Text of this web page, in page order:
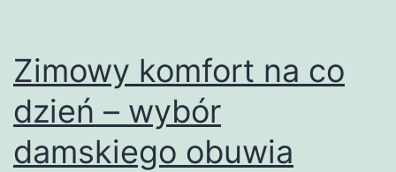
Zimowy komfort na co
dzień – wybór
damskiego obuwia